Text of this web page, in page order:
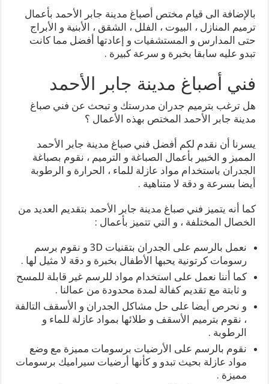
بالإضافة الى قيام مختص أصباغ مدينة جابر الأحمد بأعمال
ترميم المنازل ، البيوت ، الفلل ، الشقق ، الأبنية و الأبراج
حتى المدارس و المستشفيات و إعادتها أفضل مما كانت
تبدو عليه سابقا بخبرة و سرعة كبيرة .
فني أصباغ مدينة جابر الأحمد
هل ترغب بترميم جدران مدرستك و تبحث عن فني صباغ
مدينة جابر الأحمد المختص بهذه الأعمال ؟
يسرنا أن نقدم لكم أفضل فني صباغ مدينة جابر الأحمد
المميز و الخبير بأعمال الصباغة و الترميم ، نقوم بصباغة
الجدران باستخدام مواد عازلة للماء ، الحرارة و الرطوبة
أيضا بسرعة و دقة لا متناهية .
كما أنه يتميز فني صباغ مدينة جابر الأحمد بتقديم العديد من
الخصال المختلفة ، و التي تتميز بأعمال :
نعمل بالرسم على الجدران بتقنيات 3D و نقوم برسم
رسومات كرتونية يحبها الأطفال بخبرة و دقة لا مثيل لها .
كما أننا نعمل على استخدام مواد للرسم غير قابلة للمسح
و ثابتة مع تقديم كفالة لمدة محدودة من عمالنا .
و نحرص أيضا على حل مشاكل الجدران و الأسقف التالفة
، نقوم بترميم الأسقف و طلائها بمواد عازلة للماء و
الرطوبة .
نقوم بالرسم على الأرضيات برسومات مميزة مع وضع
مواد عازلة بحيث تبدو و كأنها أرضيات سيراميك برسومات
مميزة .